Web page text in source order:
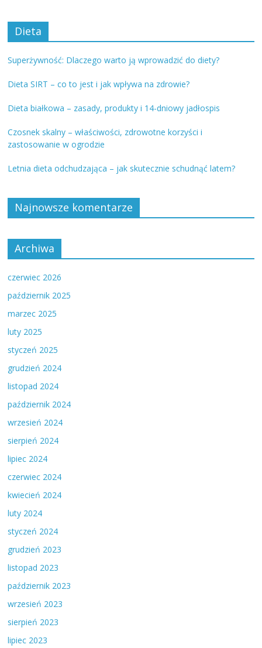
Dieta
Superżywność: Dlaczego warto ją wprowadzić do diety?
Dieta SIRT – co to jest i jak wpływa na zdrowie?
Dieta białkowa – zasady, produkty i 14-dniowy jadłospis
Czosnek skalny – właściwości, zdrowotne korzyści i
zastosowanie w ogrodzie
Letnia dieta odchudzająca – jak skutecznie schudnąć latem?
Najnowsze komentarze
Archiwa
czerwiec 2026
październik 2025
marzec 2025
luty 2025
styczeń 2025
grudzień 2024
listopad 2024
październik 2024
wrzesień 2024
sierpień 2024
lipiec 2024
czerwiec 2024
kwiecień 2024
luty 2024
styczeń 2024
grudzień 2023
listopad 2023
październik 2023
wrzesień 2023
sierpień 2023
lipiec 2023